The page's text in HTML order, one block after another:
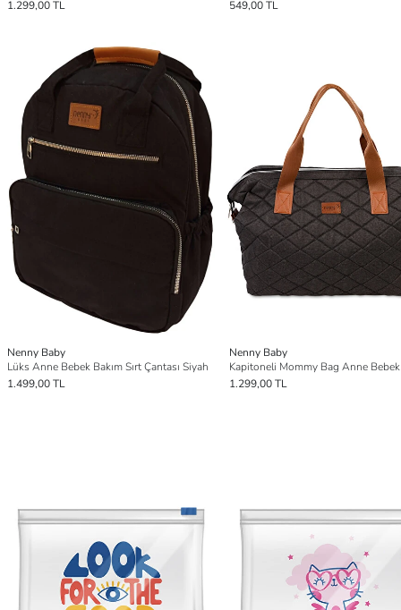
1.299,00 TL 549,00 TL
Nenny Baby
Lüks Anne Bebek Bakım Sırt Çantası Siyah
1.499,00 TL
Nenny Baby
1.299,00 TL